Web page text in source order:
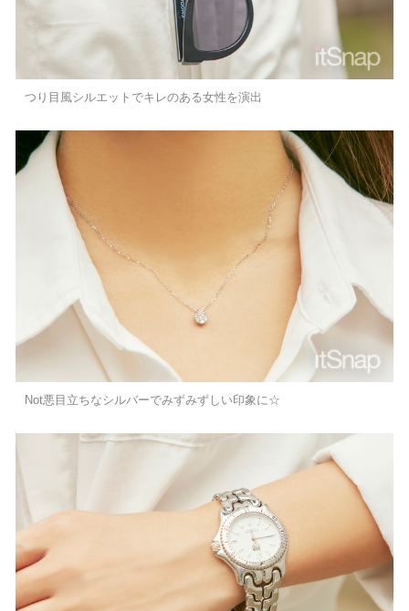
つり目風シルエットでキレのある女性を演出
Not悪目立ちなシルバーでみずみずしい印象に☆